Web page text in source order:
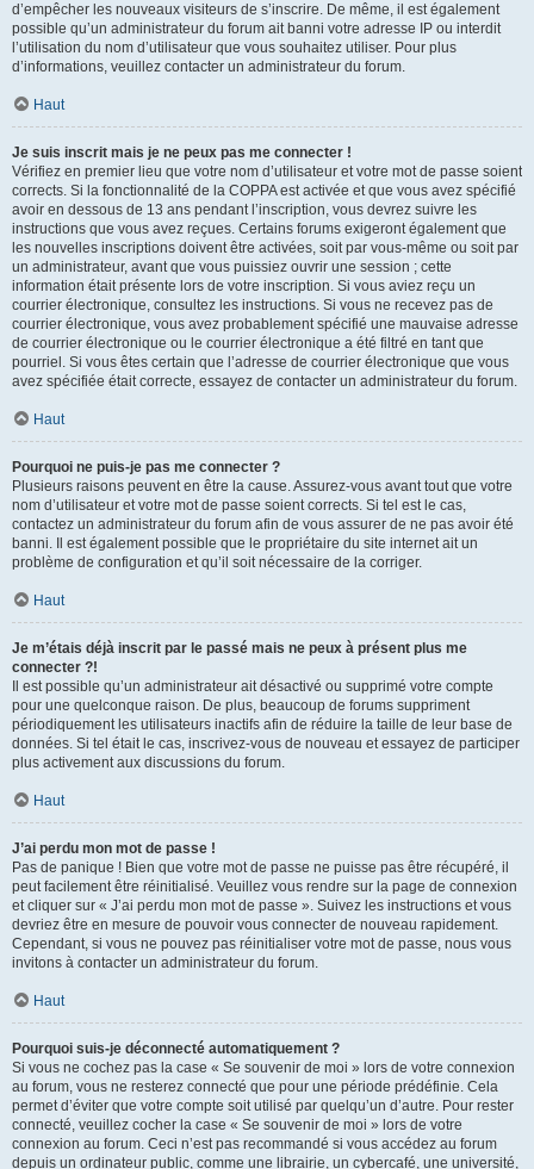
d’empêcher les nouveaux visiteurs de s’inscrire. De même, il est également
possible qu’un administrateur du forum ait banni votre adresse IP ou interdit
l’utilisation du nom d’utilisateur que vous souhaitez utiliser. Pour plus
d’informations, veuillez contacter un administrateur du forum.
Haut
Je suis inscrit mais je ne peux pas me connecter !
Vérifiez en premier lieu que votre nom d’utilisateur et votre mot de passe soient
corrects. Si la fonctionnalité de la COPPA est activée et que vous avez spécifié
avoir en dessous de 13 ans pendant l’inscription, vous devrez suivre les
instructions que vous avez reçues. Certains forums exigeront également que
les nouvelles inscriptions doivent être activées, soit par vous-même ou soit par
un administrateur, avant que vous puissiez ouvrir une session ; cette
information était présente lors de votre inscription. Si vous aviez reçu un
courrier électronique, consultez les instructions. Si vous ne recevez pas de
courrier électronique, vous avez probablement spécifié une mauvaise adresse
de courrier électronique ou le courrier électronique a été filtré en tant que
pourriel. Si vous êtes certain que l’adresse de courrier électronique que vous
avez spécifiée était correcte, essayez de contacter un administrateur du forum.
Haut
Pourquoi ne puis-je pas me connecter ?
Plusieurs raisons peuvent en être la cause. Assurez-vous avant tout que votre
nom d’utilisateur et votre mot de passe soient corrects. Si tel est le cas,
contactez un administrateur du forum afin de vous assurer de ne pas avoir été
banni. Il est également possible que le propriétaire du site internet ait un
problème de configuration et qu’il soit nécessaire de la corriger.
Haut
Je m’étais déjà inscrit par le passé mais ne peux à présent plus me
connecter ?!
Il est possible qu’un administrateur ait désactivé ou supprimé votre compte
pour une quelconque raison. De plus, beaucoup de forums suppriment
périodiquement les utilisateurs inactifs afin de réduire la taille de leur base de
données. Si tel était le cas, inscrivez-vous de nouveau et essayez de participer
plus activement aux discussions du forum.
Haut
J’ai perdu mon mot de passe !
Pas de panique ! Bien que votre mot de passe ne puisse pas être récupéré, il
peut facilement être réinitialisé. Veuillez vous rendre sur la page de connexion
et cliquer sur « J’ai perdu mon mot de passe ». Suivez les instructions et vous
devriez être en mesure de pouvoir vous connecter de nouveau rapidement.
Cependant, si vous ne pouvez pas réinitialiser votre mot de passe, nous vous
invitons à contacter un administrateur du forum.
Haut
Pourquoi suis-je déconnecté automatiquement ?
Si vous ne cochez pas la case « Se souvenir de moi » lors de votre connexion
au forum, vous ne resterez connecté que pour une période prédéfinie. Cela
permet d’éviter que votre compte soit utilisé par quelqu’un d’autre. Pour rester
connecté, veuillez cocher la case « Se souvenir de moi » lors de votre
connexion au forum. Ceci n’est pas recommandé si vous accédez au forum
depuis un ordinateur public, comme une librairie, un cybercafé, une université,